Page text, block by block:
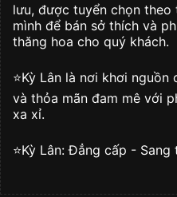
lưu, được tuyển chọn theo
mình để bán sở thích và
thăng hoa cho quý khách.
⭐️Kỳ Lân là nơi khơi
và thỏa mãn đam mê với
xa xỉ.
⭐️Kỳ Lân: Đẳng cấp -